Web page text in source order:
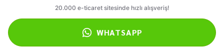
WHATSAPP